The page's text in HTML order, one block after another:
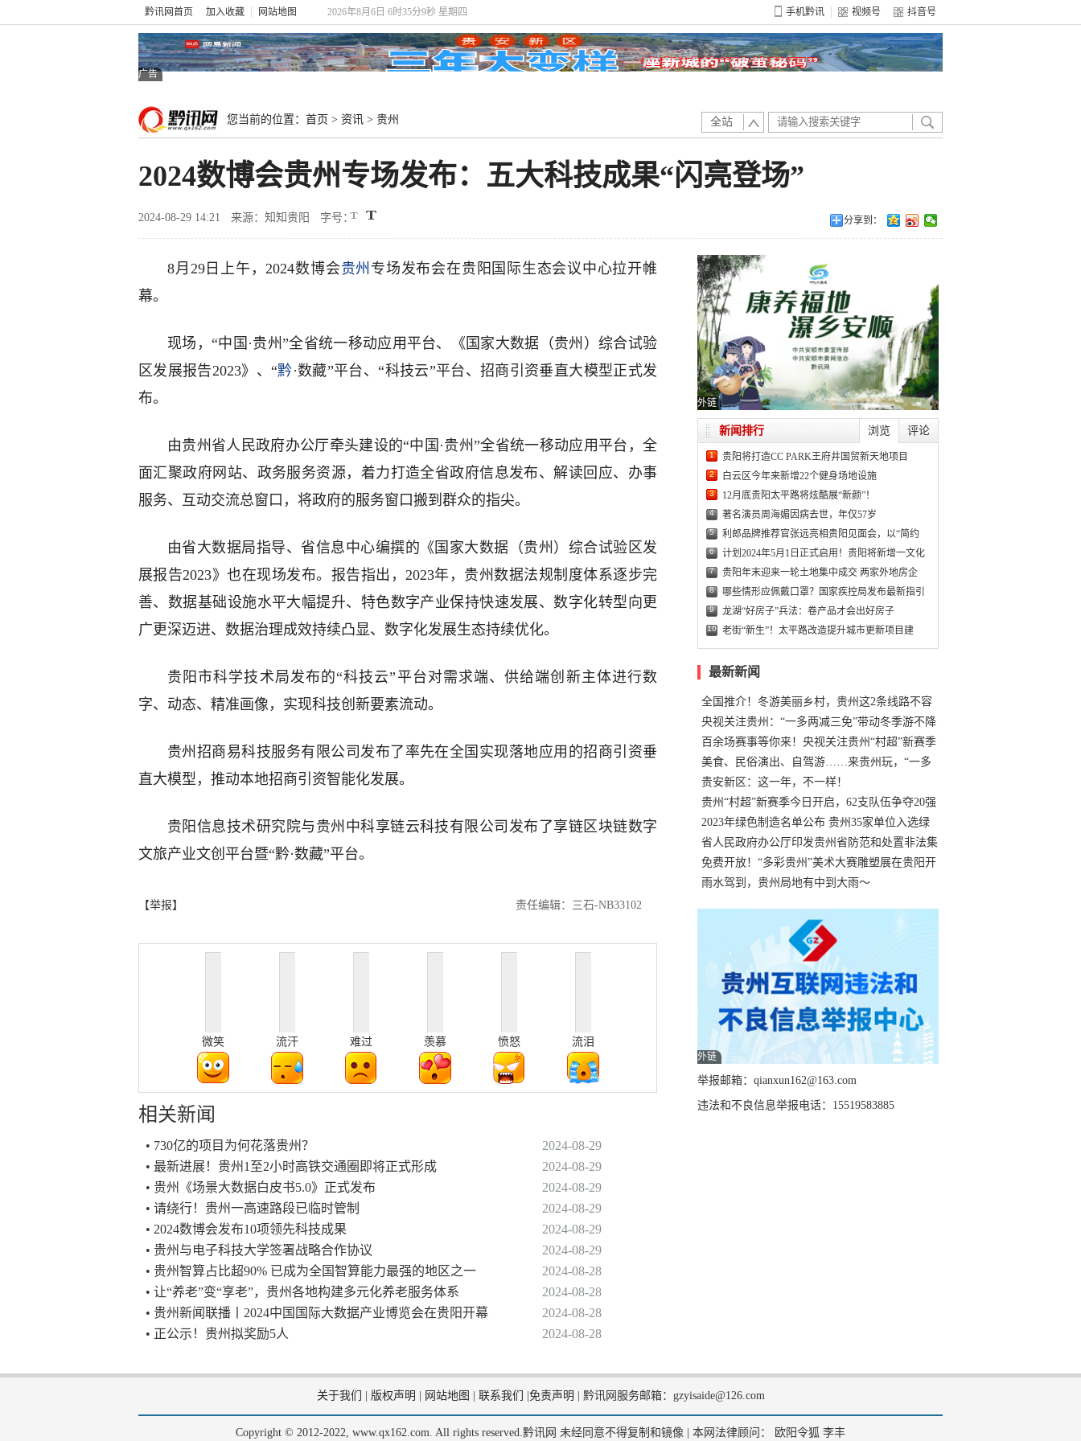
黔讯网首页 加入收藏 网站地图 2026年8月6日 6时35分9秒 星期四 手机黔讯 视频号 抖音号
广告
您当前的位置： 首页 > 资讯 > 贵州 全站
2024数博会贵州专场发布：五大科技成果“闪亮登场”
2024-08-29 14:21 来源：知知贵阳 字号： 分享到：
8月29日上午，2024数博会贵州 专场发布会在贵阳国际生态会议中心拉开帷
幕。
现场，“中国·贵州”全省统一移动应用平台、《国家大数据（贵州）综合试验
区发展报告2023》、“黔 ·数藏”平台、“科技云”平台、招商引资垂直大模型正式发
布。
由贵州省人民政府办公厅牵头建设的“中国·贵州”全省统一移动应用平台，全
面汇聚政府网站、政务服务资源，着力打造全省政府信息发布、解读回应、办事
服务、互动交流总窗口，将政府的服务窗口搬到群众的指尖。
由省大数据局指导、省信息中心编撰的《国家大数据（贵州）综合试验区发
展报告2023》也在现场发布。报告指出，2023年，贵州数据法规制度体系逐步完
善、数据基础设施水平大幅提升、特色数字产业保持快速发展、数字化转型向更
广更深迈进、数据治理成效持续凸显、数字化发展生态持续优化。
贵阳市科学技术局发布的“科技云”平台对需求端、供给端创新主体进行数
字、动态、精准画像，实现科技创新要素流动。
贵州招商易科技服务有限公司发布了率先在全国实现落地应用的招商引资垂
直大模型，推动本地招商引资智能化发展。
贵阳信息技术研究院与贵州中科享链云科技有限公司发布了享链区块链数字
文旅产业文创平台暨“黔·数藏”平台。
【举报】 责任编辑：三石-NB33102
微笑 流汗 难过 羡慕 愤怒 流泪
相关新闻
• 730亿的项目为何花落贵州？
2024-08-29
• 最新进展！贵州1至2小时高铁交通圈即将正式形成
2024-08-29
• 贵州《场景大数据白皮书5.0》正式发布
2024-08-29
• 请绕行！贵州一高速路段已临时管制
2024-08-29
• 2024数博会发布10项领先科技成果
2024-08-29
• 贵州与电子科技大学签署战略合作协议
2024-08-29
• 贵州智算占比超90% 已成为全国智算能力最强的地区之一
2024-08-28
• 让“养老”变“享老”，贵州各地构建多元化养老服务体系
2024-08-28
• 贵州新闻联播丨2024中国国际大数据产业博览会在贵阳开幕
2024-08-28
• 正公示！贵州拟奖励5人
2024-08-28
外链
浏览 评论
新闻排行
1 贵阳将打造CC PARK王府井国贸新天地项目
2 白云区今年来新增22个健身场地设施
3 12月底贵阳太平路将炫酷展“新颜”！
4 著名演员周海媚因病去世，年仅57岁
5 利郎品牌推荐官张远亮相贵阳见面会，以“简约
6 计划2024年5月1日正式启用！贵阳将新增一文化
7 贵阳年末迎来一轮土地集中成交 两家外地房企
8 哪些情形应佩戴口罩？国家疾控局发布最新指引
9 龙湖“好房子”兵法：卷产品才会出好房子
10 老街“新生”！太平路改造提升城市更新项目建
最新新闻
全国推介！冬游美丽乡村，贵州这2条线路不容
错过
央视关注贵州：“一多两减三免”带动冬季游不降
温
百余场赛事等你来！央视关注贵州“村超”新赛季
正式“打响”
美食、民俗演出、自驾游……来贵州玩，“一多
两减三免”！
贵安新区：这一年，不一样！
贵州“村超”新赛季今日开启，62支队伍争夺20强
名额
2023年绿色制造名单公布 贵州35家单位入选绿
色工厂
省人民政府办公厅印发贵州省防范和处置非法集
资工作实施细则
免费开放！“多彩贵州”美术大赛雕塑展在贵阳开
展，持续至1月19日
雨水驾到，贵州局地有中到大雨～
外链
举报邮箱：qianxun162@163.com
违法和不良信息举报电话：15519583885
关于我们 版权声明 网站地图 联系我们 免责声明 黔讯网服务邮箱：gzyisaide@126.com
Copyright © 2012-2022, www.qx162.com. All rights reserved.黔讯网 未经同意不得复制和镜像 | 本网法律顾问： 欧阳令狐 李丰